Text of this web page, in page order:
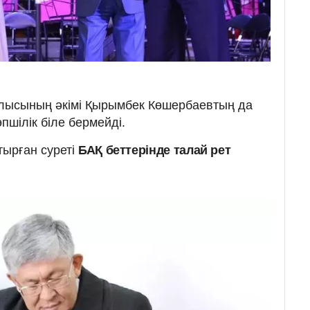
әкімі Қырымбек Көшербаевтың да
біле бермейді.
суреті БАҚ беттерінде талай рет